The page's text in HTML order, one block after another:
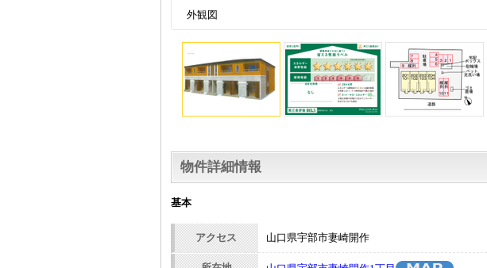
外観図
物件詳細情報
基本
アクセス 山口県宇部市妻崎開作